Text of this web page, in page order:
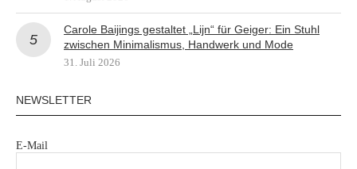
Carole Baijings gestaltet „Lijn“ für Geiger: Ein Stuhl
zwischen Minimalismus, Handwerk und Mode
31. Juli 2026
NEWSLETTER
E-Mail